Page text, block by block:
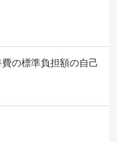
の標準負担額の自己